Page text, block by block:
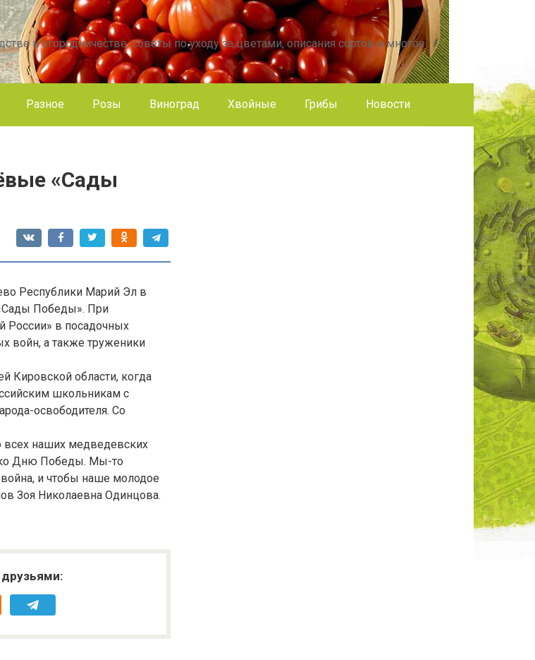
и огородничестве, советы по уходу за цветами, описания сортов и многое
Разное Розы Виноград Хвойные Грибы Новости
«Сады
Республики Марий Эл в
Победы». При
России» в посадочных
войн, а также труженики
Кировской области, когда
школьникам с
освободителя. Со
всех наших медведевских
ко Дню Победы. Мы-то
и чтобы наше молодое
Зоя Николаевна Одинцова.